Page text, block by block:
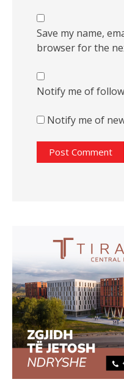
Save my name,
browser for the
Notify me of
Notify me of